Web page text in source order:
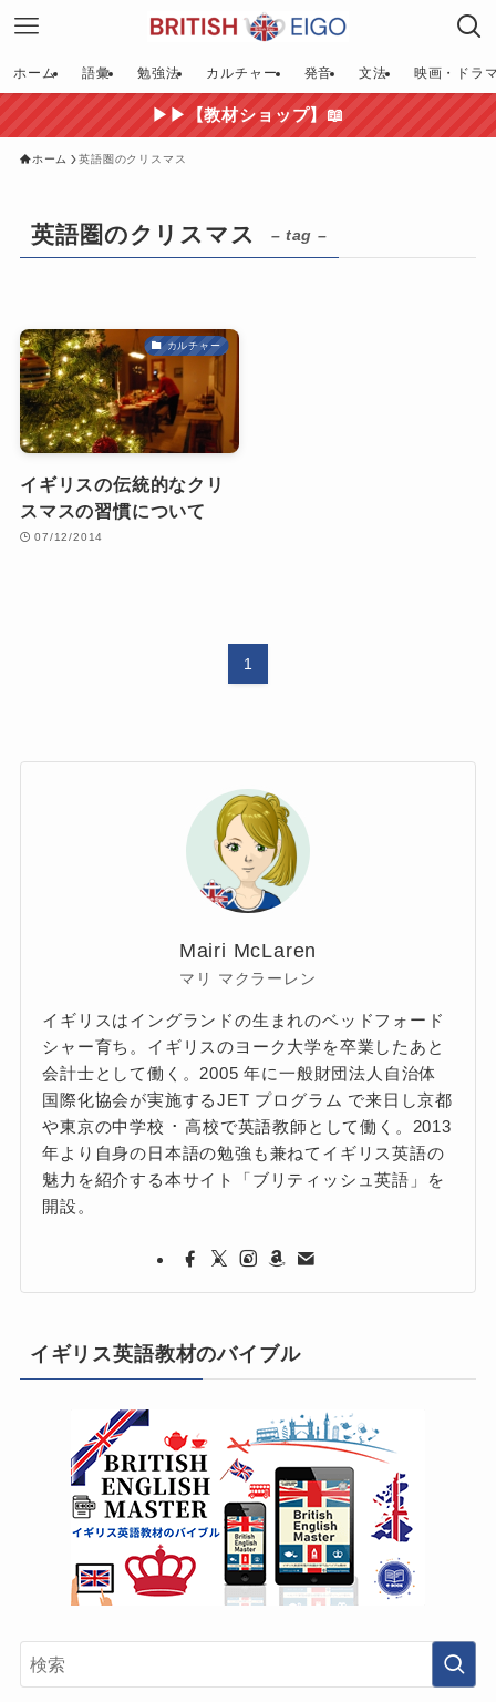
ホーム 語彙 勉強法 カルチャー 発音 文法 映画・ドラ
▶▶【教材ショップ】📖
ホーム 英語圏のクリスマス
英語圏のクリスマス – tag –
カルチャー
イギリスの伝統的なクリ
スマスの習慣について
07/12/2014
1
Mairi McLaren
マリ マクラーレン
イギリスはイングランドの生まれのベッドフォード
シャー育ち。イギリスのヨーク大学を卒業したあと
会計士として働く。2005 年に一般財団法人自治体
国際化協会が実施するJET プログラム で来日し京都
や東京の中学校 ･ 高校で英語教師として働く。2013
年より自身の日本語の勉強も兼ねてイギリス英語の
魅力を紹介する本サイト「ブリティッシュ英語」を
開設。
イギリス英語教材のバイブル